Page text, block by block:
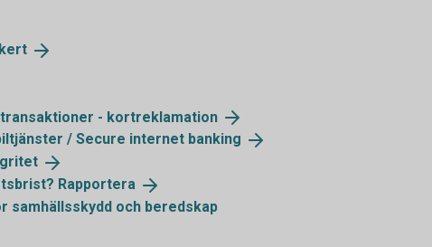
- kortreklamation
/ Secure internet banking
Rapportera
samhällsskydd och beredskap